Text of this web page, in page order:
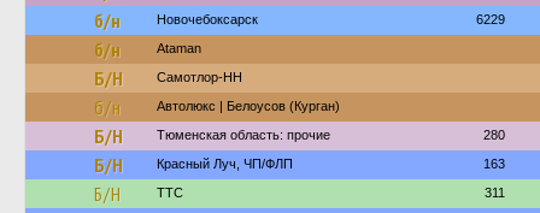
б/н Новочебоксарск 6229
б/н Ataman
Б/Н Самотлор-НН
б/н Автолюкс | Белоусов (Курган)
Б/Н Тюменская область: прочие 280
Б/Н Красный Луч, ЧП/ФЛП 163
Б/Н ТТС 311